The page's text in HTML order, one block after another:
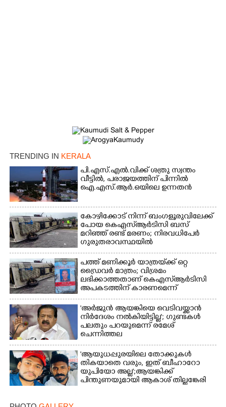
TRENDING IN KERALA
പി.എസ്.എൽ.വിക്ക് ശത്രു സ്വന്തം
വീട്ടിൽ,​ പരാജയത്തിന് പിന്നിൽ
ഐ.എസ്.ആർ.ഒയിലെ ഉന്നതൻ
കോഴിക്കോട് നിന്ന് ബംഗളൂരുവിലേക്ക്
പോയ കെഎസ്‌ആർടിസി ബസ്
മറിഞ്ഞ് രണ്ട് മരണം; നിരവധിപേർ
ഗുരുതരാവസ്ഥയിൽ
പത്ത് മണിക്കൂർ യാത്രയ്‌ക്ക് ഒറ്റ
ഡ്രൈവർ മാത്രം; വിശ്രമം
ലഭിക്കാത്തതാണ് കെഎസ്‌ആർടിസി
അപകടത്തിന് കാരണമെന്ന്
വിമർശനം
'അർജുൻ ആയങ്കിയെ വെടിവയ്ക്കാൻ
നിർദേശം നൽകിയിട്ടില്ല'; ഗുണ്ടകൾ
പലതും പറയുമെന്ന് രമേശ്
ചെന്നിത്തല
'ആയുധപ്പുരയിലെ തോക്കുകൾ
തികയാതെ വരും, ഇത് ബീഹാറോ
യുപിയോ അല്ല';ആയങ്കിക്ക്
പിന്തുണയുമായി ആകാശ് തില്ലങ്കേരി
×
Share this link
Copy Link